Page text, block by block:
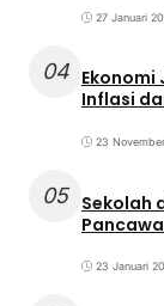
27 Januari
04
Inflasi
23
05 Sekolah
23 Januari